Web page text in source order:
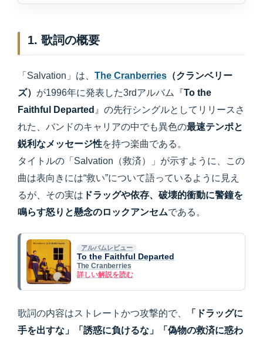
1. 歌詞の概要
「Salvation」は、 The Cranberries （クランベリー
ズ） が1996年に発表した3rdアルバム『To the
Faithful Departed 』の先行シングルとしてリリースさ
れた、バンドのキャリアの中でも異色の最速テンポと
鋭利なメッセージ性を持つ楽曲である。
タイトルの「Salvation（救済）」が示すように、この
曲は表向きには“救い”について語っているように見え
るが、その実は ドラッグや依存、破壊的衝動に警鐘を
鳴らす怒りと懸念のロックアンセムである。
アルバムレビュー
To the Faithful Departed
The Cranberries
詳しい解説を読む
歌詞の内容はストレートかつ攻撃的で、
「ドラッグに
手を出すな」「誘惑に負けるな」「偽物の救済に惑わ